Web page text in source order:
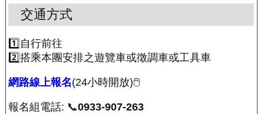
交通方式
1️⃣自行前往
2️⃣搭乘本團安排之遊覽車或徵調車或工具車
網路線上報名(24小時開放)🖱
報名組電話: 📞0933-907-263